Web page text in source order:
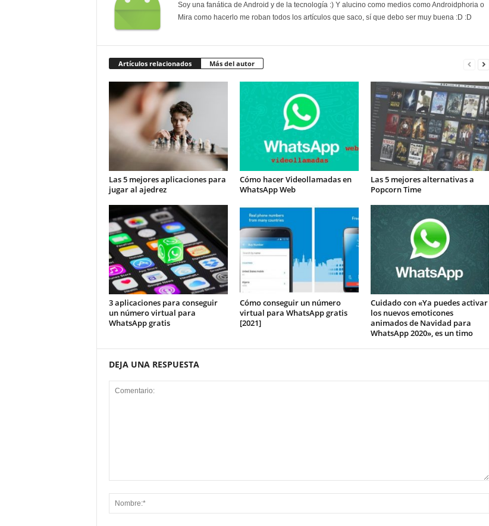
Soy una fanática de Android y de la tecnología :) Y alucino como medios como Androidphoria o
Mira como hacerlo me roban todos los artículos que saco, sí que debo ser muy buena :D :D
Artículos relacionados Más del autor
Las 5 mejores aplicaciones para
jugar al ajedrez
Cómo hacer Videollamadas en
WhatsApp Web
Las 5 mejores alternativas a
Popcorn Time
3 aplicaciones para conseguir
un número virtual para
WhatsApp gratis
Cómo conseguir un número
virtual para WhatsApp gratis
[2021]
Cuidado con «Ya puedes activar
los nuevos emoticones
animados de Navidad para
WhatsApp 2020», es un timo
DEJA UNA RESPUESTA